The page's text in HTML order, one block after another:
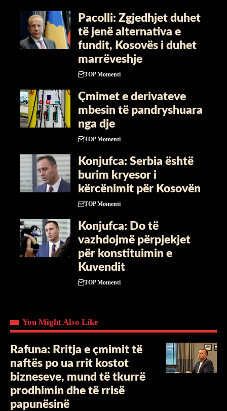
Pacolli: Zgjedhjet duhet
të jenë alternativa e
fundit, Kosovës i duhet
marrëveshje
TOP Momenti
Çmimet e derivateve
mbesin të pandryshuara
nga dje
TOP Momenti
​Konjufca: Serbia është
burim kryesor i
kërcënimit për Kosovën
TOP Momenti
Konjufca: Do të
vazhdojmë përpjekjet
për konstituimin e
Kuvendit
TOP Momenti
You Might Also Like
Rafuna: Rritja e çmimit të
naftës po ua rrit kostot
bizneseve, mund të tkurrë
prodhimin dhe të rrisë
papunësinë